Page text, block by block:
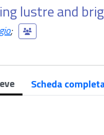
lustre and
;
Scheda